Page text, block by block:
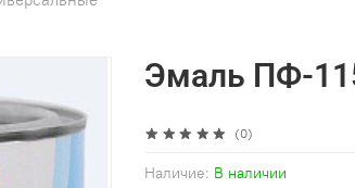
(0)
Наличие: В наличии
Эмаль ПФ-